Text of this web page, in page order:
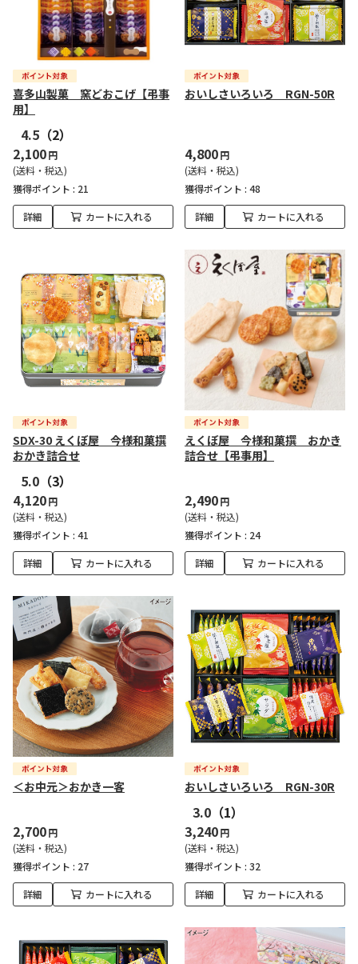
喜多山製菓 窯どおこげ【弔事
用】
4.5 （2）
2,100円
(送料・税込)
獲得ポイント : 21
詳細 カートに入れる
おいしさいろいろ RGN-50R
4,800円
(送料・税込)
獲得ポイント : 48
詳細 カートに入れる
SDX-30 えくぼ屋 今様和菓撰
おかき詰合せ
5.0 （3）
4,120円
(送料・税込)
獲得ポイント : 41
詳細 カートに入れる
えくぼ屋 今様和菓撰 おかき
詰合せ【弔事用】
2,490円
(送料・税込)
獲得ポイント : 24
詳細 カートに入れる
＜お中元＞おかき一客
2,700円
(送料・税込)
獲得ポイント : 27
詳細 カートに入れる
おいしさいろいろ RGN-30R
3.0 （1）
3,240円
(送料・税込)
獲得ポイント : 32
詳細 カートに入れる